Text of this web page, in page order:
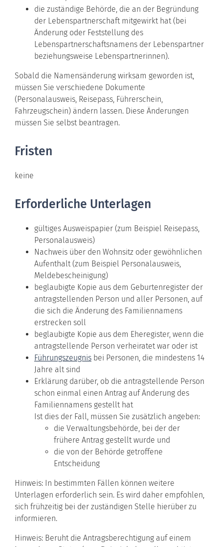
die zuständige Behörde, die an der Begründung
der Lebenspartnerschaft mitgewirkt hat (bei
Änderung oder Feststellung des
Lebenspartnerschaftsnamens der Lebenspartner
beziehungsweise Lebenspartnerinnen).
Sobald die Namensänderung wirksam geworden ist,
müssen Sie verschiedene Dokumente
(Personalausweis, Reisepass, Führerschein,
Fahrzeugschein) ändern lassen. Diese Änderungen
müssen Sie selbst beantragen.
Fristen
keine
Erforderliche Unterlagen
gültiges Ausweispapier (zum Beispiel Reisepass,
Personalausweis)
Nachweis über den Wohnsitz oder gewöhnlichen
Aufenthalt (zum Beispiel Personalausweis,
Meldebescheinigung)
beglaubigte Kopie aus dem Geburtenregister der
antragstellenden Person und aller Personen, auf
die sich die Änderung des Familiennamens
erstrecken soll
beglaubigte Kopie aus dem Eheregister, wenn die
antragstellende Person verheiratet war oder ist
Führungszeugnis bei Personen, die mindestens 14
Jahre alt sind
Erklärung darüber, ob die antragstellende Person
schon einmal einen Antrag auf Änderung des
Familiennamens gestellt hat
Ist dies der Fall, müssen Sie zusätzlich angeben:
die Verwaltungsbehörde, bei der der
frühere Antrag gestellt wurde und
die von der Behörde getroffene
Entscheidung
Hinweis: In bestimmten Fällen können weitere
Unterlagen erforderlich sein. Es wird daher empfohlen,
sich frühzeitig bei der zuständigen Stelle hierüber zu
informieren.
Hinweis: Beruht die Antragsberechtigung auf einem